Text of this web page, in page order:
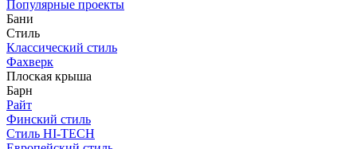
Популярные проекты
Бани
Стиль
Классический стиль
Фахверк
Плоская крыша
Барн
Райт
Финский стиль
Стиль HI-TECH